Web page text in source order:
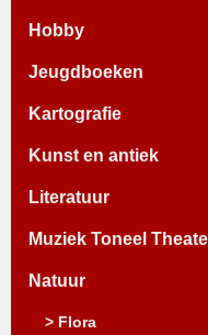
Hobby
Jeugdboeken
Kartografie
Kunst en antiek
Literatuur
Muziek Toneel
Natuur
> Flora